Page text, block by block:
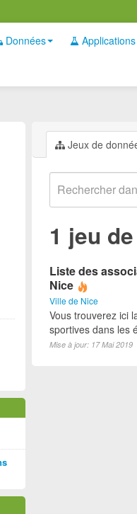
Données Applications
Jeux de
1 jeu
Liste des
Nice
Ville de Nice
Vous trouverez ici
sportives dans les
Mise à jour: 17 Mai 2019